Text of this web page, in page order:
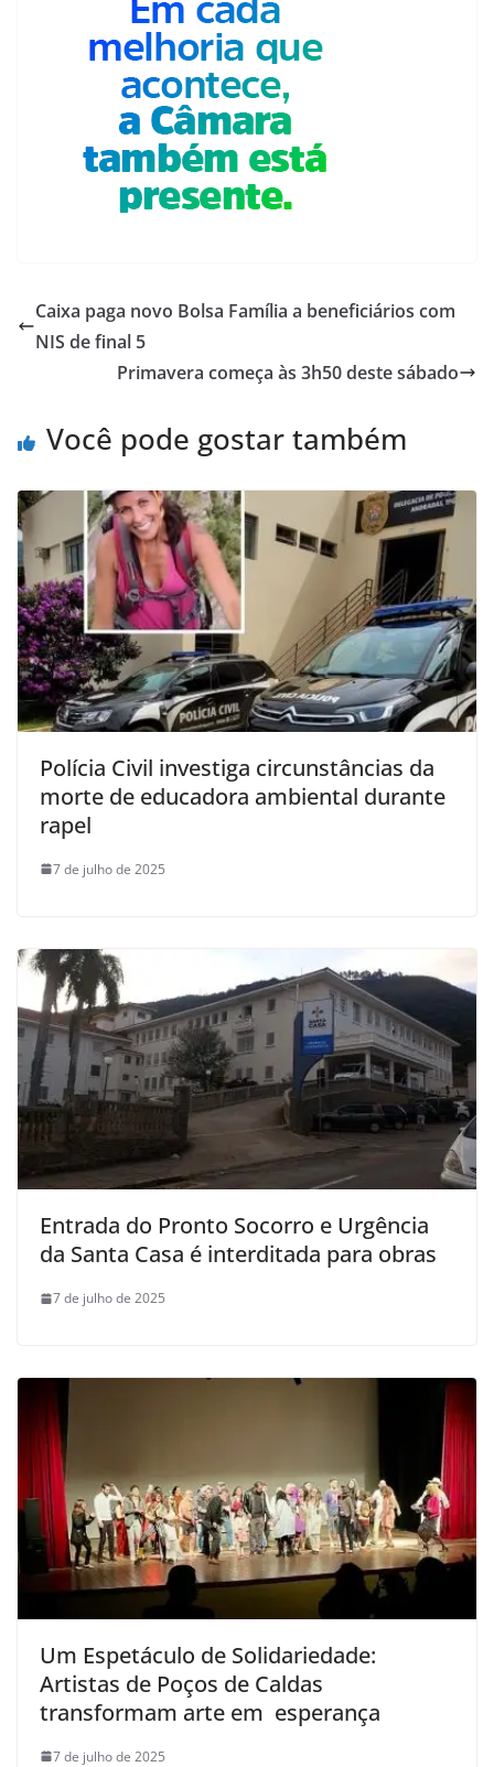
Caixa paga novo Bolsa Família a beneficiários com
NIS de final 5
Primavera começa às 3h50 deste sábado
Você pode gostar também
Polícia Civil investiga circunstâncias da
morte de educadora ambiental durante
rapel
7 de julho de 2025
Entrada do Pronto Socorro e Urgência
da Santa Casa é interditada para obras
7 de julho de 2025
Um Espetáculo de Solidariedade:
Artistas de Poços de Caldas
transformam arte em esperança
7 de julho de 2025